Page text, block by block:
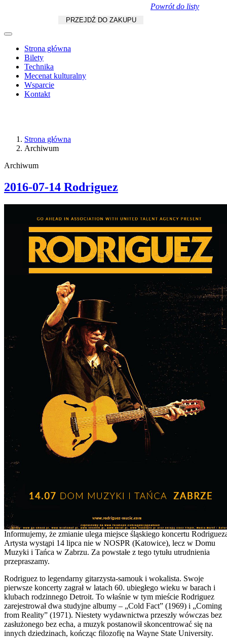
PRZEJDŹ DO ZAKUPU
Strona główna
Bilety
Technika
Mecenat kulturalny
Wsparcie
Kontakt
Strona główna
Archiwum
Archiwum
2016-07-14 Rodriguez
Powrót do listy
Informujemy, że zmianie ulega miejsce śląskiego koncertu
Artysta wystąpi 14 lipca nie w NOSPR (Katowice), lecz w Domu
Muzyki i Tańca w Zabrzu. Za powstałe z tego tytułu utrudnienia
przepraszamy.
Rodriguez to legendarny gitarzysta-samouk i wokalista. Swoje
pierwsze koncerty zagrał w latach 60. ubiegłego wieku w barach i
klubach rodzinnego Detroit. To właśnie w tym mieście Rodriguez
zarejestrował dwa studyjne albumy – „Cold Fact” (1969) i „Coming
from Reality” (1971). Niestety wydawnictwa przeszły wówczas bez
zasłużonego bez echa, a muzyk postanowił skoncentrować się na
innych dziedzinach, kończąc filozofię na Wayne State University.